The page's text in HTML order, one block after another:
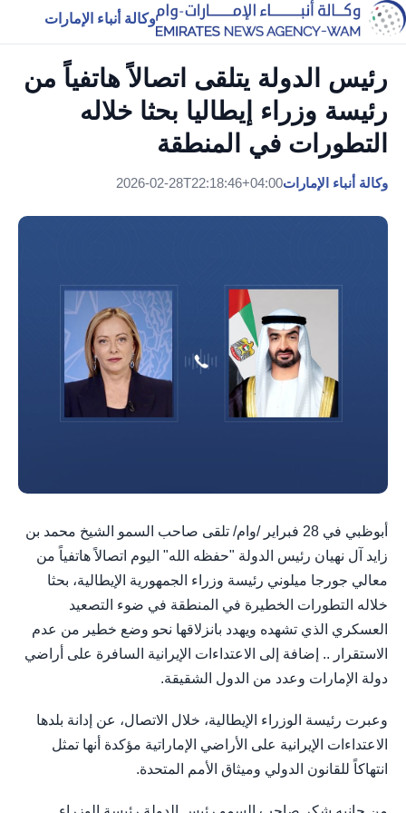
وكالة أنباء الإمارات
رئيس الدولة يتلقى اتصالاً هاتفياً من
رئيسة وزراء إيطاليا بحثا خلاله
التطورات في المنطقة
وكالة أنباء الإمارات2026-02-28T22:18:46+04:00
أبوظبي في 28 فبراير /وام/ تلقى صاحب السمو الشيخ محمد بن
زايد آل نهيان رئيس الدولة "حفظه الله" اليوم اتصالاً هاتفياً من
معالي جورجا ميلوني رئيسة وزراء الجمهورية الإيطالية، بحثا
خلاله التطورات الخطيرة في المنطقة في ضوء التصعيد
العسكري الذي تشهده ويهدد بانزلاقها نحو وضع خطير من عدم
الاستقرار .. إضافة إلى الاعتداءات الإيرانية السافرة على أراضي
دولة الإمارات وعدد من الدول الشقيقة.
وعبرت رئيسة الوزراء الإيطالية، خلال الاتصال، عن إدانة بلدها
الاعتداءات الإيرانية على الأراضي الإماراتية مؤكدة أنها تمثل
انتهاكاً للقانون الدولي وميثاق الأمم المتحدة.